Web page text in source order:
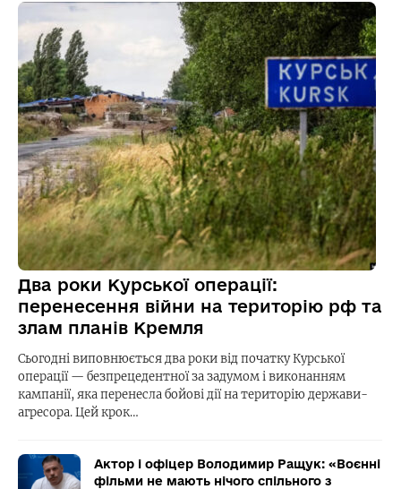
Два роки Курської операції:
перенесення війни на територію рф та
злам планів Кремля
Сьогодні виповнюється два роки від початку Курської
операції — безпрецедентної за задумом і виконанням
кампанії, яка перенесла бойові дії на територію держави-
агресора. Цей крок…
Актор і офіцер Володимир Ращук: «Воєнні
фільми не мають нічого спільного з